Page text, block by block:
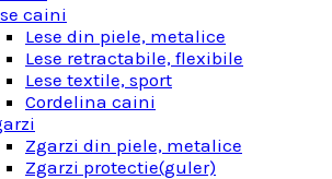
caini
Lese din piele, metalice
Lese retractabile, flexibile
Lese textile, sport
Cordelina caini
Zgarzi din piele, metalice
Zgarzi protectie(guler)